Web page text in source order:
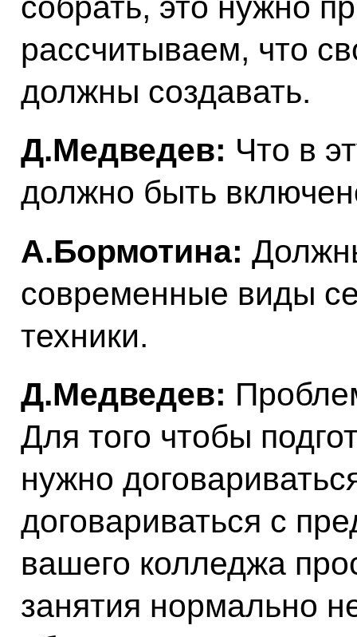
рассчитываем, что
должны создавать.
Д.Медведев: Что в
должно быть
А.Бормотина:
современные виды
техники.
Д.Медведев:
Для того чтобы
нужно
договариваться с
вашего колледжа
занятия нормально